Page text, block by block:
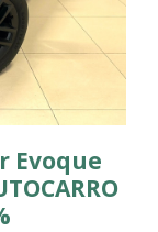
Evoque